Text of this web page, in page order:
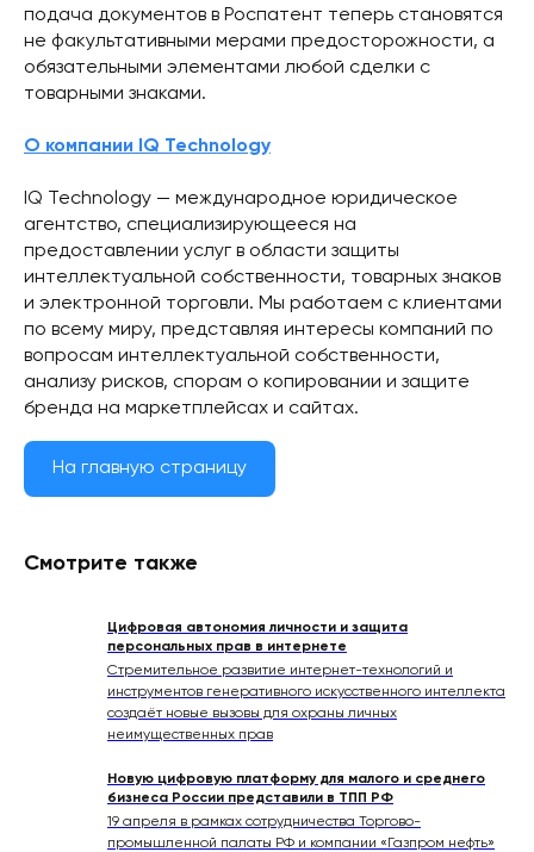
подача документов в Роспатент теперь становятся
не факультативными мерами предосторожности, а
обязательными элементами любой сделки с
товарными знаками.
О компании IQ Technology
IQ Technology — международное юридическое
агентство, специализирующееся на
предоставлении услуг в области защиты
интеллектуальной собственности, товарных знаков
и электронной торговли. Мы работаем с клиентами
по всему миру, представляя интересы компаний по
вопросам интеллектуальной собственности,
анализу рисков, спорам о копировании и защите
бренда на маркетплейсах и сайтах.
На главную страницу
Смотрите также
Цифровая автономия личности и защита
персональных прав в интернете
Стремительное развитие интернет-технологий и
инструментов генеративного искусственного интеллекта
создаёт новые вызовы для охраны личных
неимущественных прав
Новую цифровую платформу для малого и среднего
бизнеса России представили в ТПП РФ
19 апреля в рамках сотрудничества Торгово-
промышленной палаты РФ и компании «Газпром нефть»